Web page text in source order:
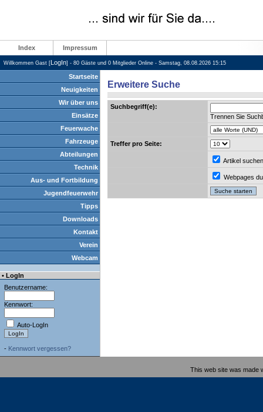
Index Impressum
Willkommen Gast [LogIn] - 80 Gäste und 0 Mitglieder Online - Samstag, 08.08.2026 15:15
Startseite
Neuigkeiten
Wir über uns
Einsätze
Feuerwache
Fahrzeuge
Abteilungen
Technik
Aus- und Fortbildung
Jugendfeuerwehr
Tipps
Downloads
Kontakt
Verein
Webcam
• LogIn
Benutzername:
Kennwort:
Auto-LogIn
- Kennwort vergessen?
Erweitere Suche
Suchbegriff(e):
Trennen Sie
Treffer pro Seite:
Artikel suchen
Webpages
This web site was made